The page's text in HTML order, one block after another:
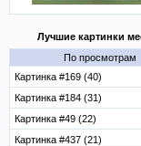
Лучшие картинки
По просмотрам
Картинка #169 (40)
Картинка #184 (31)
Картинка #49 (22)
Картинка #437 (21)